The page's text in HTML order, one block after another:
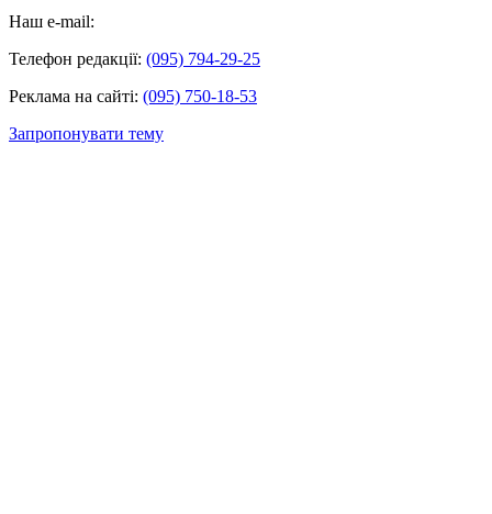
Наш e-mail:
Телефон редакції: (095) 794-29-25
Реклама на сайті: (095) 750-18-53
Запропонувати тему